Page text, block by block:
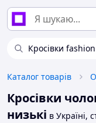
Кросівки
Каталог товарів
Кросівки
низькі в Україні,